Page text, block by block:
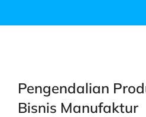
Pengendalian
Bisnis Manufaktur